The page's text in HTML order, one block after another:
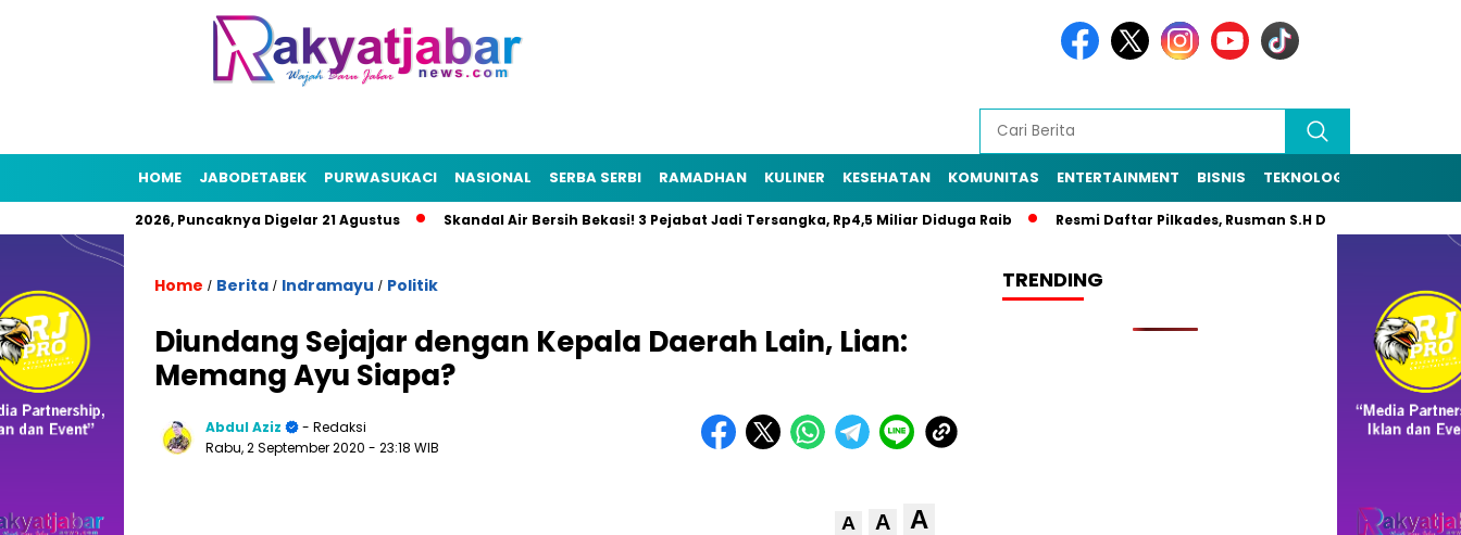
HOME JABODETABEK PURWASUKACI NASIONAL SERBA SERBI RAMADHAN KULINER KESEHATAN KOMUNITAS ENTERTAINMENT BISNIS TEKNOLOGI
HUT RI 2026, Puncaknya Digelar 21 Agustus Skandal Air Bersih Bekasi! 3 Pejabat Jadi Tersangka, Rp4,5 Miliar Diduga Raib Resmi Daftar Pilkades, Rusman S.H Diantar Sekitar 1.000
Home / Berita / Indramayu / Politik
Diundang Sejajar dengan Kepala Daerah Lain, Lian:
Memang Ayu Siapa?
Abdul Aziz
- Redaksi
Rabu, 2 September 2020 - 23:18 WIB
A A A
TRENDING